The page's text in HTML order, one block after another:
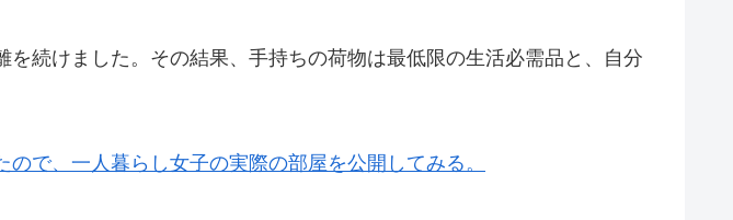
続けました。その結果、手持ちの荷物は最低限の生活必需品と、自分
ので、一人暮らし女子の実際の部屋を公開してみる。